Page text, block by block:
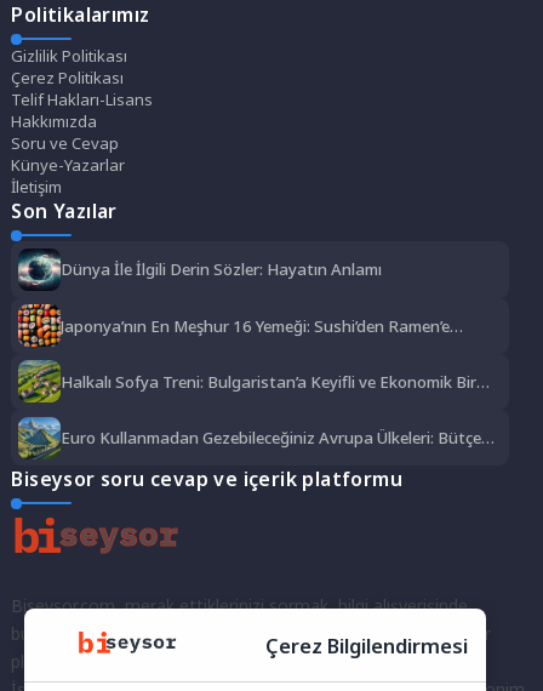
Politikalarımız
Gizlilik Politikası
Çerez Politikası
Telif Hakları-Lisans
Hakkımızda
Soru ve Cevap
Künye-Yazarlar
İletişim
Son Yazılar
Dünya İle İlgili Derin Sözler: Hayatın Anlamı
Japonya’nın En Meşhur 16 Yemeği: Sushi’den Ramen’e
Halkalı Sofya Treni: Bulgaristan’a Keyifli ve Ekonomik Bir
Euro Kullanmadan Gezebileceğiniz Avrupa Ülkeleri: Bütçe
Biseysor soru cevap ve içerik platformu
Biseysor.com, merak ettiklerinizi sormak, bilgi alışverişinde
bulunmak ve fikirlerinizi paylaşmak için bir araya geldiğimiz bir
platformdur.
Çerez Bilgilendirmesi